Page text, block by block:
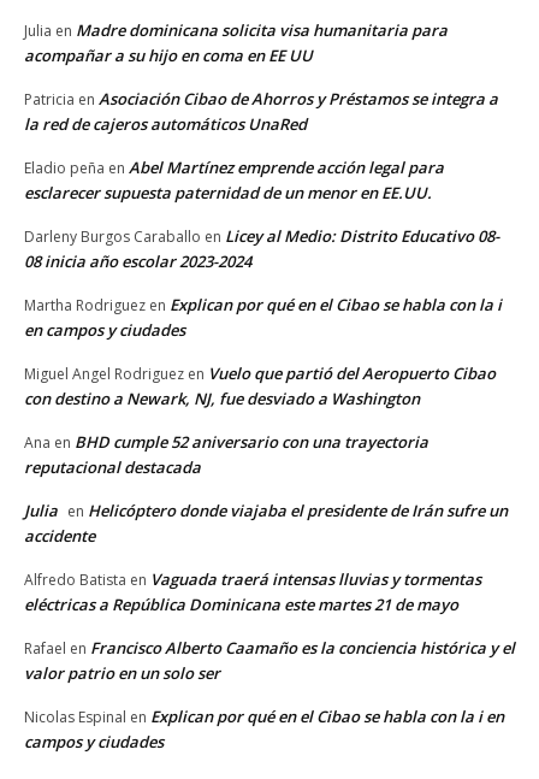
Julia en Madre dominicana solicita visa humanitaria para
acompañar a su hijo en coma en EE UU
Patricia en Asociación Cibao de Ahorros y Préstamos se integra a
la red de cajeros automáticos UnaRed
Eladio peña en Abel Martínez emprende acción legal para
esclarecer supuesta paternidad de un menor en EE.UU.
Darleny Burgos Caraballo en Licey al Medio: Distrito Educativo 08-
08 inicia año escolar 2023-2024
Martha Rodriguez en Explican por qué en el Cibao se habla con la i
en campos y ciudades
Miguel Angel Rodriguez en Vuelo que partió del Aeropuerto Cibao
con destino a Newark, NJ, fue desviado a Washington
Ana en BHD cumple 52 aniversario con una trayectoria
reputacional destacada
Julia en Helicóptero donde viajaba el presidente de Irán sufre un
accidente
Alfredo Batista en Vaguada traerá intensas lluvias y tormentas
eléctricas a República Dominicana este martes 21 de mayo
Rafael en Francisco Alberto Caamaño es la conciencia histórica y el
valor patrio en un solo ser
Nicolas Espinal en Explican por qué en el Cibao se habla con la i en
campos y ciudades